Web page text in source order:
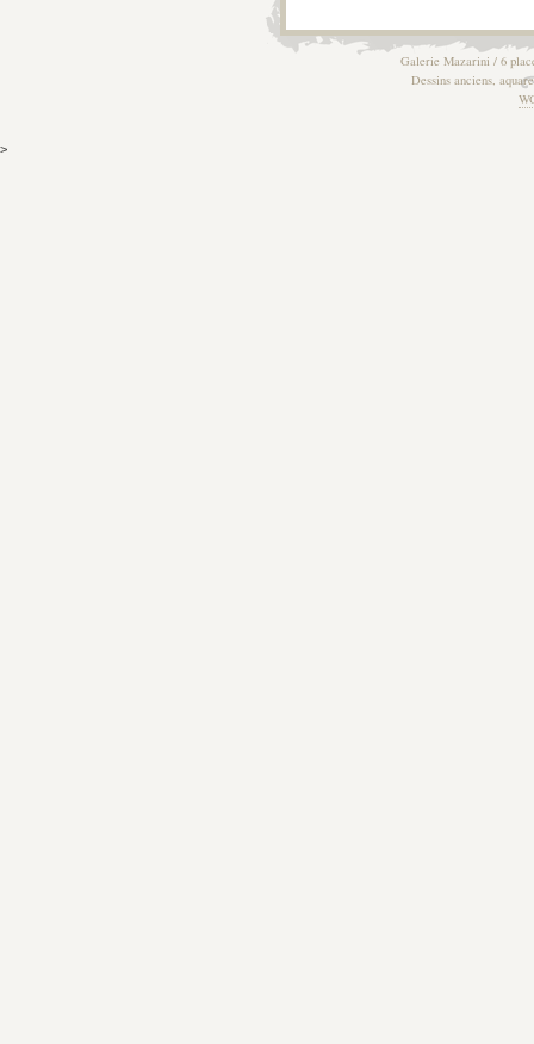
Galerie Mazarini / 6
Dessins anciens,
>